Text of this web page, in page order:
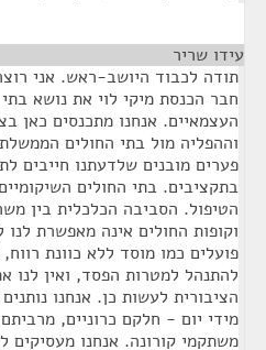
עידו שריר
תודה לכבוד היושב-ראש. אני
חבר הכנסת מיקי לוי את נושא
העצמאיים. אנחנו מתכנסים כאן
וההפליה מול בתי החולים
פערים מובנים שלדעתנו חייבים
בתקציבים. בתי החולים
הטיפול. הסביבה הכלכלית בין
וקופות החולים אינה מאפשרת לנו
פועלים כמו מוסד ללא כוונת
להתנהל למטרות הפסד, ואין לנו
הציבורית לעשות כן. אנחנו
מידי יום - חלקם כרוניים,